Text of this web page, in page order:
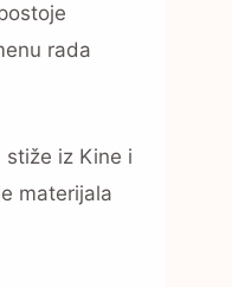
rada
iz Kine i
materijala